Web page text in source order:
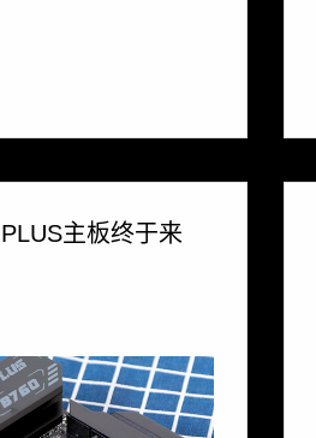
主板终于来